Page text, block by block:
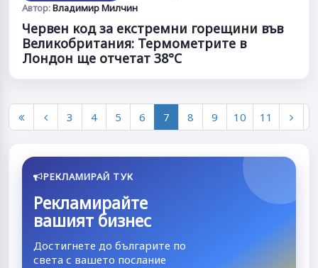
Автор:Владимир Милчин
Червен код за екстремни горещини във
Великобритания: Термометрите в
Лондон ще отчетат 38°C
3 4 5 6 7 8 9 10 11
РЕКЛАМИРАЙ ТУК
Рекламирайте
вашият бизнес
Достигнете до българите по
света с вашето послание